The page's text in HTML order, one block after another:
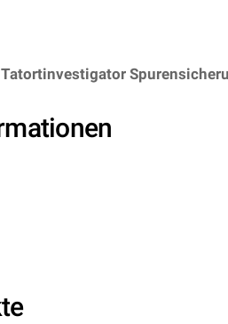
Tatortinvestigator